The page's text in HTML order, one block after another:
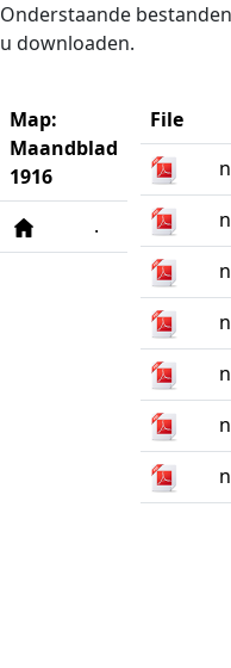
Naar de inhoud
Onderstaande
u downloaden.
Map:
Maandblad
1916
.
File